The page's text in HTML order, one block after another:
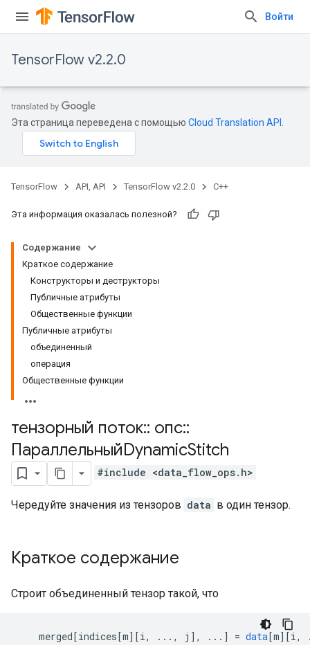
Войти
TensorFlow v2.2.0
Эта страница переведена с помощью Cloud Translation API
TensorFlow API, API TensorFlow v2.2.0 C++
Эта информация оказалась полезной?
Содержание
Краткое содержание
Конструкторы и деструкторы
Публичные атрибуты
Общественные функции
Публичные атрибуты
объединенный
операция
Общественные функции
тензорный поток:: опс::
ПараллельныйDynamicStitch
#include <data_flow_ops.h>
Чередуйте значения из тензоров data в один тензор.
Краткое содержание
Строит объединенный тензор такой, что
merged[indices[m][i, ..., j ] , ... ] = data[m][i,